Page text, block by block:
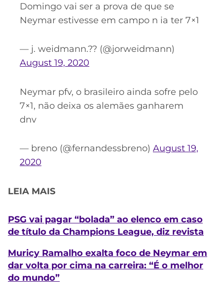
Domingo vai ser a prova de que se
Neymar estivesse em campo n ia ter 7×1
— j. weidmann.?? (@jorweidmann)
August 19, 2020
Neymar pfv, o brasileiro ainda sofre pelo
7×1, não deixa os alemães ganharem
dnv
— breno (@fernandessbreno) August 19,
2020
LEIA MAIS
PSG vai pagar “bolada” ao elenco em caso
de título da Champions League, diz revista
Muricy Ramalho exalta foco de Neymar em
dar volta por cima na carreira: “É o melhor
do mundo”